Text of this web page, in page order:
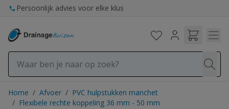
Ga naar de inhoud
Persoonlijk advies voor elke klus
Home / Afvoer / PVC hulpstukken manchet
/ Flexibele rechte koppeling 36 mm - 50 mm